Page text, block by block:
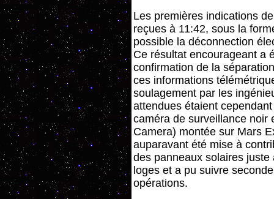
Les premières indications
reçues à 11:42, sous la
possible la déconnection
Ce résultat encourageant a
confirmation de la
ces informations
soulagement par les
attendues étaient
caméra de surveillance noir
Camera) montée sur Mars
auparavant été mise à
des panneaux solaires
loges et a pu suivre
opérations.